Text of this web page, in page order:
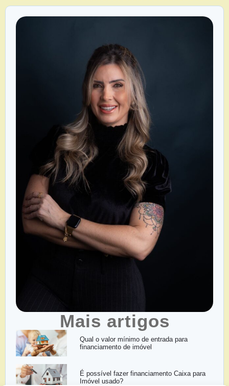
Mais artigos
Qual o valor mínimo de entrada para
financiamento de imóvel
É possível fazer financiamento Caixa para
Imóvel usado?